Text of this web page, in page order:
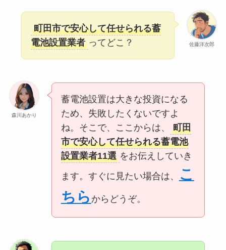
佐藤洋次郎
町田市で安心して任せられる蓄
電池設置業者 ってどこ？
森川あかり
蓄電池設置は大きな投資になる
ため、失敗したくないですよ
ね。そこで、ここからは、
町田
市で安心して任せられる蓄電池
設置業者11選 をお伝えしていき
ます。すぐに見たい場合は、
こ
ちら からどうぞ。